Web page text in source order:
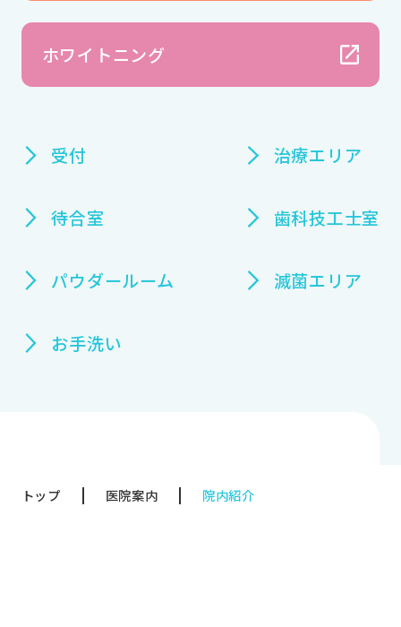
口
当
ホワイトニング
受付
待合室
パウダールーム
お手洗い
治療エリア
歯科技工士室
滅菌エリア
トップ 医院案内 院内紹介